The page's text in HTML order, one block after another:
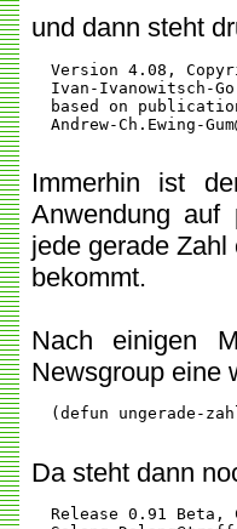
und dann steht
Version 4.08,
Ivan-Ivanowitsch-
based on
Andrew-Ch.Ewing-
Immerhin ist
Anwendung auf
jede gerade
bekommt.
Nach einigen
Newsgroup eine
(defun ungerade-
Da steht dann
Release 0.91 Beta,